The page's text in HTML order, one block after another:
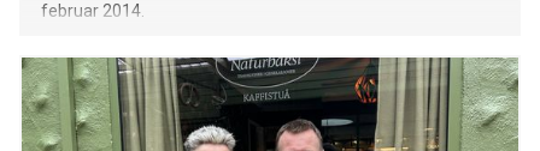
februar 2014.